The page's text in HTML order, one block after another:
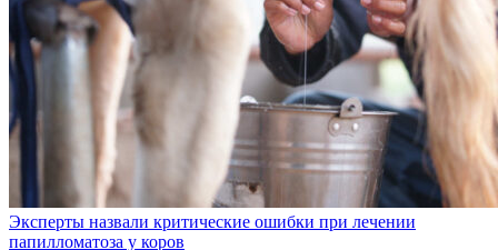
Эксперты назвали критические ошибки при лечении
папилломатоза у коров